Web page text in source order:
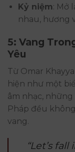
Kỷ niệm: Mở
nhau, hương
5: Vang
Yêu
Từ Omar
hiện như một
âm nhạc, những
Pháp đều
vang.
“Let’s